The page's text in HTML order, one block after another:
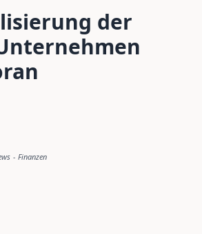
der
- Finanzen